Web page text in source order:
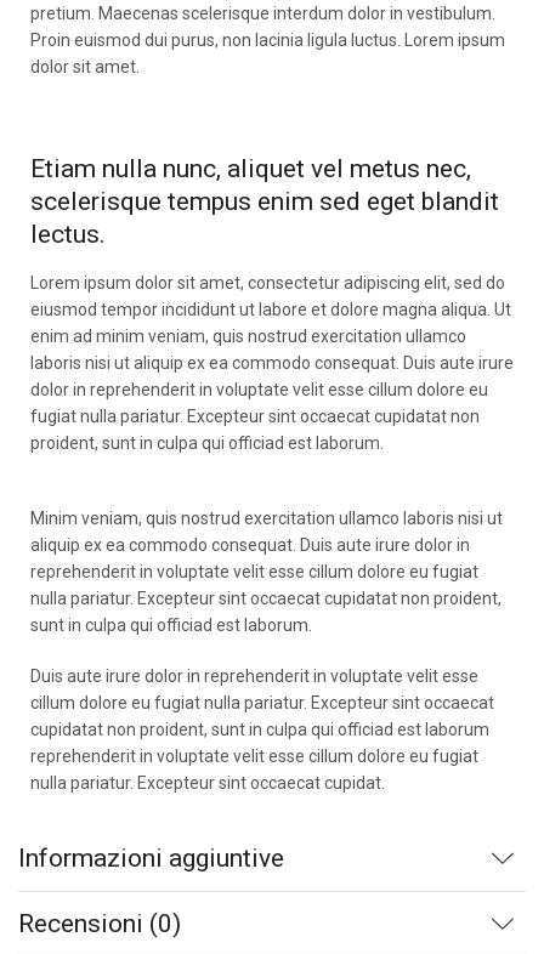
pretium. Maecenas scelerisque interdum dolor in vestibulum.
Proin euismod dui purus, non lacinia ligula luctus. Lorem ipsum
dolor sit amet.
Etiam nulla nunc, aliquet vel metus nec,
scelerisque tempus enim sed eget blandit
lectus.
Lorem ipsum dolor sit amet, consectetur adipiscing elit, sed do
eiusmod tempor incididunt ut labore et dolore magna aliqua. Ut
enim ad minim veniam, quis nostrud exercitation ullamco
laboris nisi ut aliquip ex ea commodo consequat. Duis aute irure
dolor in reprehenderit in voluptate velit esse cillum dolore eu
fugiat nulla pariatur. Excepteur sint occaecat cupidatat non
proident, sunt in culpa qui officiad est laborum.
Minim veniam, quis nostrud exercitation ullamco laboris nisi ut
aliquip ex ea commodo consequat. Duis aute irure dolor in
reprehenderit in voluptate velit esse cillum dolore eu fugiat
nulla pariatur. Excepteur sint occaecat cupidatat non proident,
sunt in culpa qui officiad est laborum.
Duis aute irure dolor in reprehenderit in voluptate velit esse
cillum dolore eu fugiat nulla pariatur. Excepteur sint occaecat
cupidatat non proident, sunt in culpa qui officiad est laborum
reprehenderit in voluptate velit esse cillum dolore eu fugiat
nulla pariatur. Excepteur sint occaecat cupidat.
Informazioni aggiuntive
Recensioni (0)